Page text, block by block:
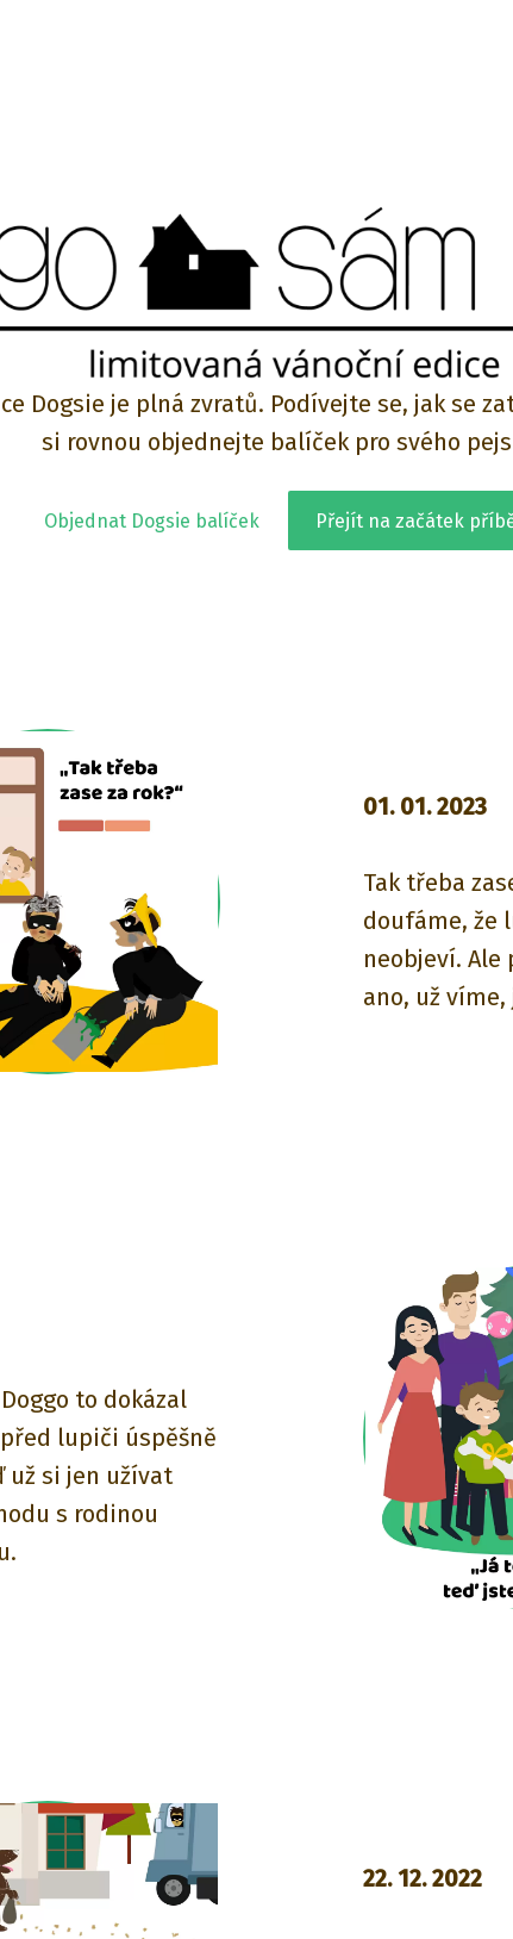
Dogsie je plná zvratů. Podívejte se, jak se
si rovnou objednejte balíček pro svého
Objednat Dogsie balíček Přejít na začátek
01. 01. 2023
Tak třeba
doufáme, že
neobjeví. Ale
ano, už víme,
to dokázal
lupiči úspěšně
už si jen užívat
s rodinou
22. 12. 2022